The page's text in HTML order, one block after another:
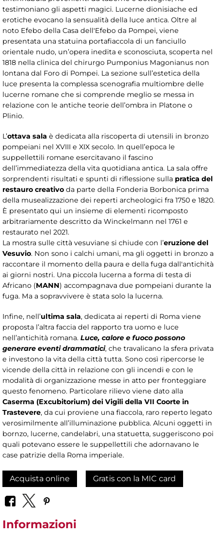
testimoniano gli aspetti magici. Lucerne dionisiache ed
erotiche evocano la sensualità della luce antica. Oltre al
noto Efebo della Casa dell'Efebo da Pompei, viene
presentata una statuina portafiaccola di un fanciullo
orientale nudo, un’opera inedita e sconosciuta, scoperta nel
1818 nella clinica del chirurgo Pumponius Magonianus non
lontana dal Foro di Pompei. La sezione sull’estetica della
luce presenta la complessa scenografia multiombre delle
lucerne romane che si comprende meglio se messa in
relazione con le antiche teorie dell’ombra in Platone o
Plinio.
L’ottava sala è dedicata alla riscoperta di utensili in bronzo
pompeiani nel XVIII e XIX secolo. In quell’epoca le
suppellettili romane esercitavano il fascino
dell’immediatezza della vita quotidiana antica. La sala offre
sorprendenti risultati e spunti di riflessione sulla pratica del
restauro creativo da parte della Fonderia Borbonica prima
della musealizzazione dei reperti archeologici fra 1750 e 1820.
È presentato qui un insieme di elementi ricomposto
arbitrariamente descritto da Winckelmann nel 1761 e
restaurato nel 2021.
La mostra sulle città vesuviane si chiude con l’eruzione del
Vesuvio. Non sono i calchi umani, ma gli oggetti in bronzo a
raccontare il momento della paura e della fuga dall'antichità
ai giorni nostri. Una piccola lucerna a forma di testa di
Africano (MANN) accompagnava due pompeiani durante la
fuga. Ma a sopravvivere è stata solo la lucerna.
Infine, nell’ultima sala, dedicata ai reperti di Roma viene
proposta l’altra faccia del rapporto tra uomo e luce
nell’antichità romana. Luce, calore e fuoco possono
generare eventi drammatici, che travalicano la sfera privata
e investono la vita della città tutta. Sono così ripercorse le
vicende della città in relazione con gli incendi e con le
modalità di organizzazione messe in atto per fronteggiare
questo fenomeno. Particolare rilievo viene dato alla
Caserma (Excubitorium) dei Vigili della VII Coorte in
Trastevere, da cui proviene una fiaccola, raro reperto legato
verosimilmente all’illuminazione pubblica. Alcuni oggetti in
bornzo, lucerne, candelabri, una statuetta, suggeriscono poi
quali potevano essere le suppellettili che adornavano le
case patrizie della Roma imperiale.
Acquista online Gratis con la MIC card
Informazioni